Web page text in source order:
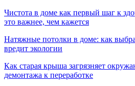
Чистота в доме как первый шаг к
это важнее, чем кажется
Натяжные потолки в доме: как
вредит экологии
Как старая крыша загрязняет
демонтажа к переработке